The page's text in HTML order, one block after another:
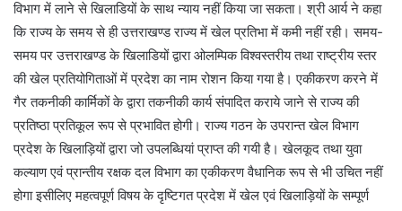
विभाग में लाने से खिलाडियों के साथ न्याय नहीं किया जा सकता। श्री आर्य ने कहा
कि राज्य के समय से ही उत्तराखण्ड राज्य में खेल प्रतिभा में कमी नहीं रही। समय-
समय पर उत्तराखण्ड के खिलाडियों द्वारा ओलम्पिक विश्वस्तरीय तथा राष्ट्रीय स्तर
की खेल प्रतियोगिताओं में प्रदेश का नाम रोशन किया गया है। एकीकरण करने में
गैर तकनीकी कार्मिकों के द्वारा तकनीकी कार्य संपादित कराये जाने से राज्य की
प्रतिष्ठा प्रतिकूल रूप से प्रभावित होगी। राज्य गठन के उपरान्त खेल विभाग
प्रदेश के खिलाड़ियों द्वारा जो उपलब्धियां प्राप्त की गयी है। खेलकूद तथा युवा
कल्याण एवं प्रान्तीय रक्षक दल विभाग का एकीकरण वैधानिक रूप से भी उचित नहीं
होगा इसीलिए महत्वपूर्ण विषय के दृष्टिगत प्रदेश में खेल एवं खिलाड़ियों के सम्पूर्ण